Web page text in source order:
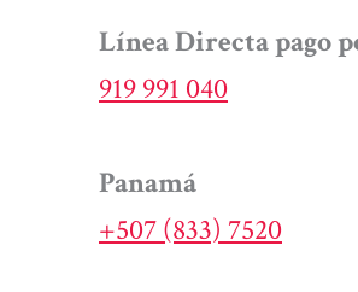
Línea Directa pago
919 991 040
Panamá
+507 (833) 7520